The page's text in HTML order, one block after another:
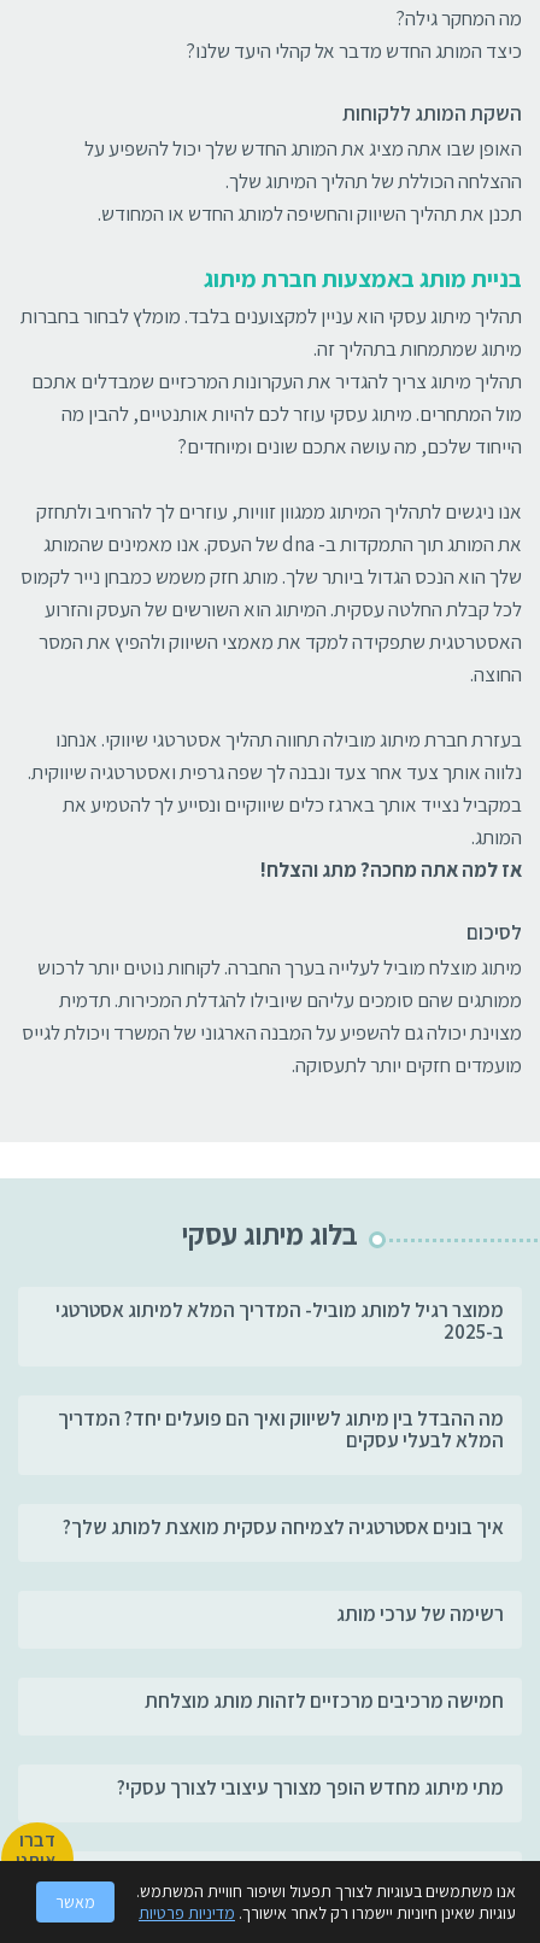
מה המחקר גילה?
כיצד המותג החדש מדבר אל קהלי היעד שלנו?
השקת המותג ללקוחות
האופן שבו אתה מציג את המותג החדש שלך יכול להשפיע על
ההצלחה הכוללת של תהליך המיתוג שלך.
תכנן את תהליך השיווק והחשיפה למותג החדש או המחודש.
בניית מותג באמצעות חברת מיתוג
תהליך מיתוג עסקי הוא עניין למקצוענים בלבד. מומלץ לבחור בחברות
מיתוג שמתמחות בתהליך זה.
תהליך מיתוג צריך להגדיר את העקרונות המרכזיים שמבדלים אתכם
מול המתחרים. מיתוג עסקי עוזר לכם להיות אותנטיים, להבין מה
הייחוד שלכם, מה עושה אתכם שונים ומיוחדים?
אנו ניגשים לתהליך המיתוג ממגוון זוויות, עוזרים לך להרחיב ולתחזק
את המותג תוך התמקדות ב- dna של העסק. אנו מאמינים שהמותג
שלך הוא הנכס הגדול ביותר שלך. מותג חזק משמש כמבחן נייר לקמוס
לכל קבלת החלטה עסקית. המיתוג הוא השורשים של העסק והזרוע
האסטרטגית שתפקידה למקד את מאמצי השיווק ולהפיץ את המסר
החוצה.
בעזרת חברת מיתוג מובילה תחווה תהליך אסטרטגי שיווקי. אנחנו
נלווה אותך צעד אחר צעד ונבנה לך שפה גרפית ואסטרטגיה שיווקית.
במקביל נצייד אותך בארגז כלים שיווקיים ונסייע לך להטמיע את
המותג.
אז למה אתה מחכה? מתג והצלח!
לסיכום
מיתוג מוצלח מוביל לעלייה בערך החברה. לקוחות נוטים יותר לרכוש
ממותגים שהם סומכים עליהם שיובילו להגדלת המכירות. תדמית
מצוינת יכולה גם להשפיע על המבנה הארגוני של המשרד ויכולת לגייס
מועמדים חזקים יותר לתעסוקה.
בלוג מיתוג עסקי
ממוצר רגיל למותג מוביל- המדריך המלא למיתוג אסטרטגי
ב-2025
מה ההבדל בין מיתוג לשיווק ואיך הם פועלים יחד? המדריך
המלא לבעלי עסקים
איך בונים אסטרטגיה לצמיחה עסקית מואצת למותג שלך?
רשימה של ערכי מותג
חמישה מרכיבים מרכזיים לזהות מותג מוצלחת
מתי מיתוג מחדש הופך מצורך עיצובי לצורך עסקי?
דברו
איתנו
אנו משתמשים בעוגיות לצורך תפעול ושיפור חוויית המשתמש.
עוגיות שאינן חיוניות יישמרו רק לאחר אישורך. מדיניות פרטיות מאשר